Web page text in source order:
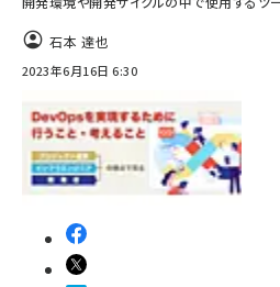
石本 達也
2023年6月16日 6:30